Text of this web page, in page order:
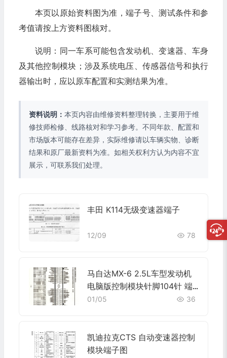
本页以原始资料图为准，端子号、测试条件和参
考值请按上方资料图核对。
说明：同一车系可能包含发动机、变速器、车身
及其他控制模块；涉及系统电压、传感器信号和执行
器输出时，应以原车配置和实测结果为准。
资料说明： 本页内容由维修资料整理转换，主要用于维
修技师检修、线路核对和学习参考。不同年款、配置和
市场版本可能存在差异，实际维修请以车辆实物、诊断
结果和原厂最新资料为准。如相关权利方认为内容不宜
展示，可联系我们处理。
丰田 K114无级变速器端子
12/09 78
马自达MX-6 2.5L车型发动机
电脑版控制模块针脚104针 端
子图
01/05 36
凯迪拉克CTS 自动变速器控制
模块端子图